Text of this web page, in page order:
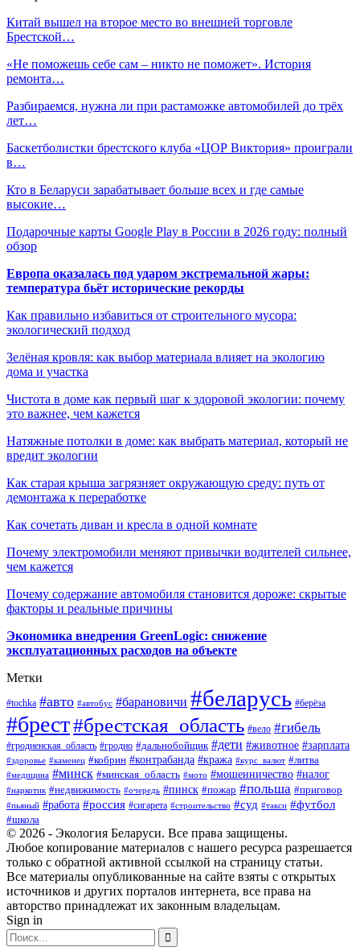
Китай вышел на второе место во внешней торговле
Брестской…
«Не поможешь себе сам – никто не поможет». История
ремонта…
Разбираемся, нужна ли при растаможке автомобилей до трёх
лет…
Баскетболистки брестского клуба «ЦОР Виктория» проиграли
в…
Кто в Беларуси зарабатывает больше всех и где самые
высокие…
Подарочные карты Google Play в России в 2026 году: полный
обзор
Европа оказалась под ударом экстремальной жары:
температура бьёт исторические рекорды
Как правильно избавиться от строительного мусора:
экологический подход
Зелёная кровля: как выбор материала влияет на экологию
дома и участка
Чистота в доме как первый шаг к здоровой экологии: почему
это важнее, чем кажется
Натяжные потолки в доме: как выбрать материал, который не
вредит экологии
Как старая крыша загрязняет окружающую среду: путь от
демонтажа к переработке
Как сочетать диван и кресла в одной комнате
Почему электромобили меняют привычки водителей сильнее,
чем кажется
Почему содержание автомобиля становится дороже: скрытые
факторы и реальные причины
Экономика внедрения GreenLogic: снижение
эксплуатационных расходов на объекте
Метки
#tochka #авто #автобус #барановичи #беларусь #берёза
#брест#брестская_область #вело #гибель
#гродненская_область #гродно #дальнобойщик #дети #животное #зарплата
#здоровье #каменец #кобрин #контрабанда #кража #курс_валют #литва
#медицина #минск #минская_область #мото #мошенничество #налог
#наркотик #недвижимость #очередь #пинск #пожар #польша #приговор
#пьяный #работа #россия #сигарета #строительство #суд #такси #футбол
#школа
© 2026 - Экология Беларуси. Все права защищены.
Любое копирование материалов с нашего ресурса разрешается
только с обратной активной ссылкой на страницу статьи.
Все материалы опубликованные на сайте взяты с открытых
источников и других порталов интернета, все права на
авторство принадлежат их законным владельцам.
Sign in